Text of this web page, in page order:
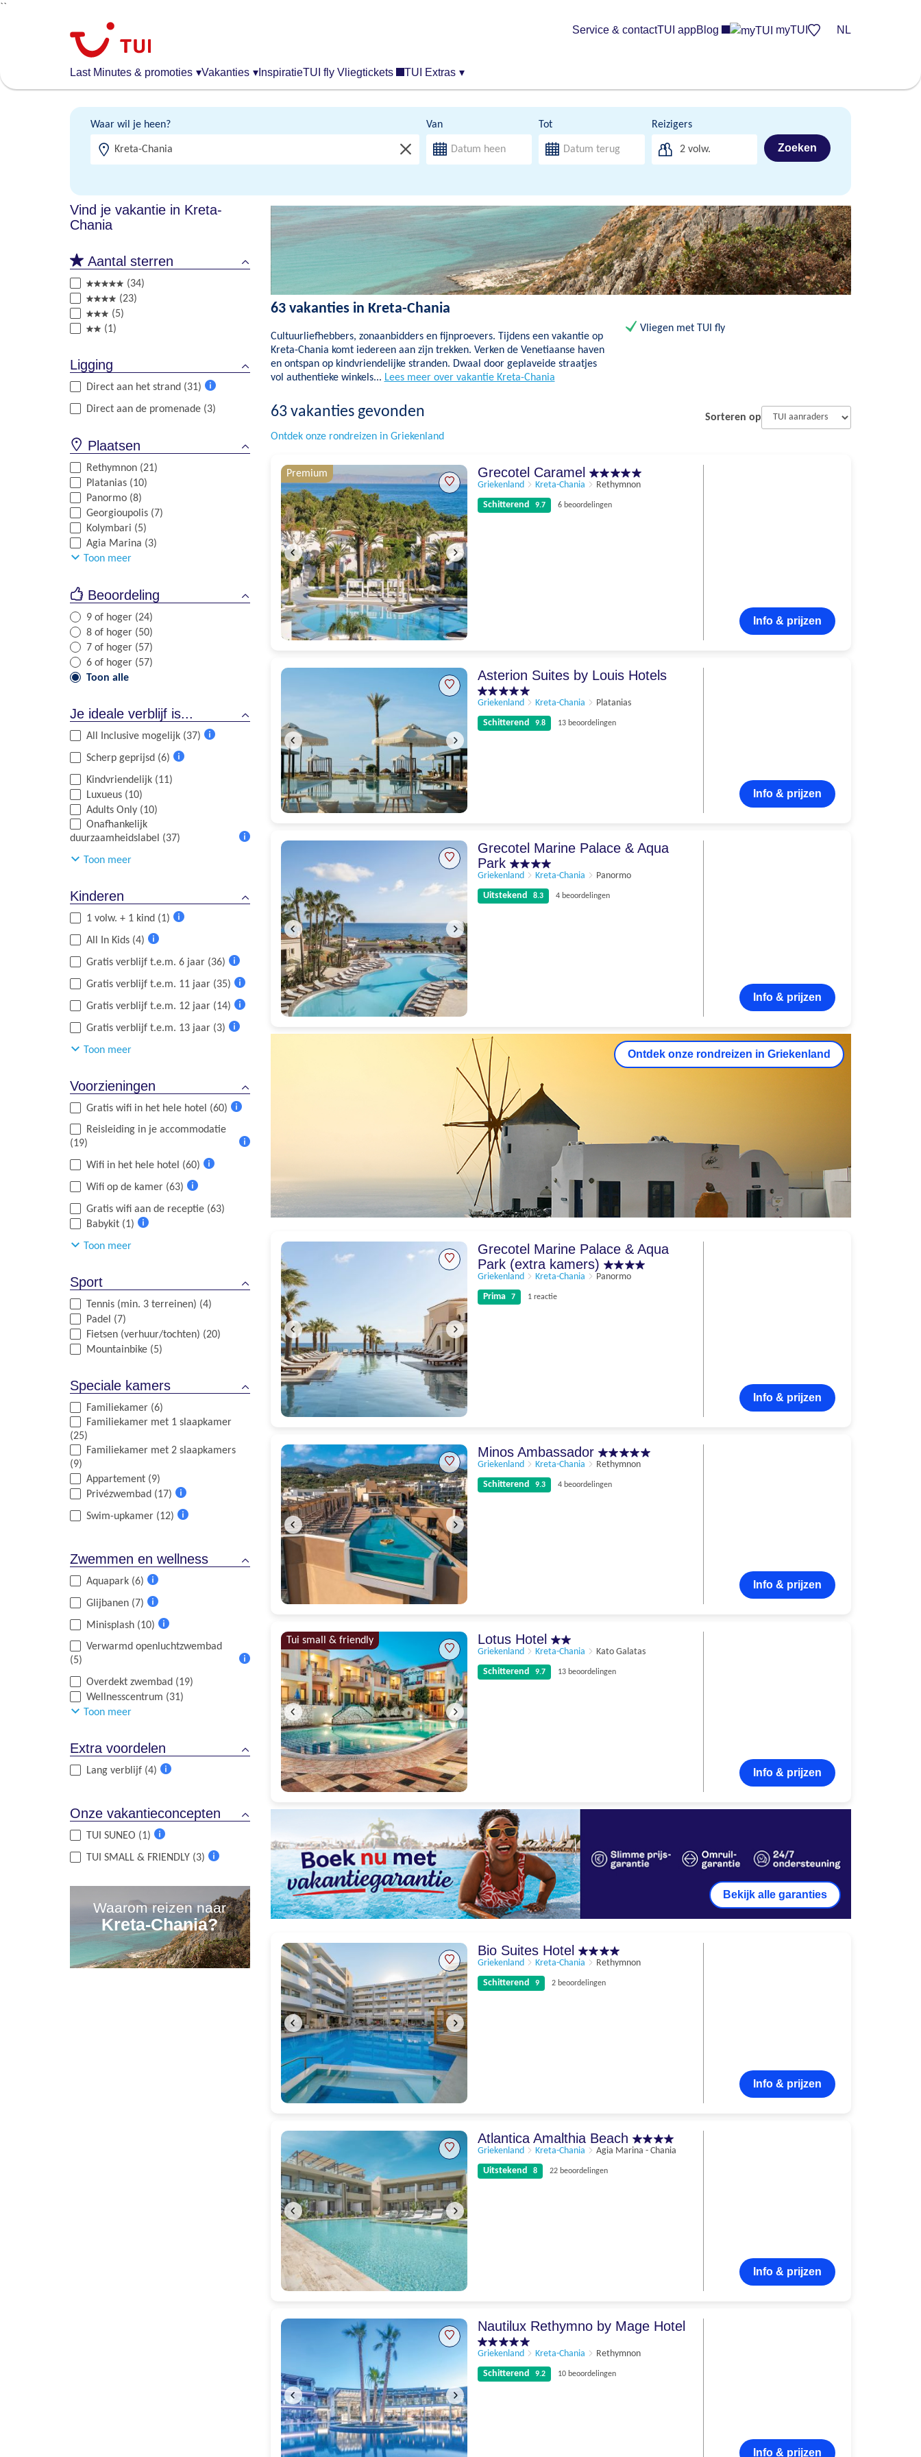
``
algemene
Last Minutes & promoties ▾Vakanties ▾ InspiratieTUI fly Vliegtickets TUI Extras ▾
Service & contactTUI appBlog myTUI NL
Waar wil je heen? Van Tot Reizigers
2 volw. Zoeken
Vind je vakantie in Kreta-
Chania
Aantal sterren
(34)
(23)
(5)
(1)
Ligging
Direct aan het strand (31)
informatie
Direct aan de promenade (3)
Plaatsen
Rethymnon (21)
Platanias (10)
Panormo (8)
Georgioupolis (7)
Kolymbari (5)
Agia Marina (3)
Toon meer
Beoordeling
9 of hoger (24)
8 of hoger (50)
7 of hoger (57)
6 of hoger (57)
Toon alle
Je ideale verblijf is...
All Inclusive mogelijk (37)
Scherp geprijsd (6)
informatie
Kindvriendelijk (11)
Luxueus (10)
Adults Only (10)
Onafhankelijk
duurzaamheidslabel (37)
Toon meer
Kinderen
1 volw. + 1 kind (1)
All In Kids (4)
informatie
Gratis verblijf t.e.m. 6 jaar (36)
informatie
Gratis verblijf t.e.m. 11 jaar (35)
informatie
Gratis verblijf t.e.m. 12 jaar (14)
informatie
Gratis verblijf t.e.m. 13 jaar (3)
Toon meer
Voorzieningen
Gratis wifi in het hele hotel (60)
informatie
Reisleiding in je accommodatie
(19)
Wifi in het hele hotel (60)
Wifi op de kamer (63)
informatie
Gratis wifi aan de receptie (63)
Babykit (1)
Toon meer
Sport
Tennis (min. 3 terreinen) (4)
Padel (7)
Fietsen (verhuur/tochten) (20)
Mountainbike (5)
Speciale kamers
Familiekamer (6)
Familiekamer met 1 slaapkamer
(25)
Familiekamer met 2 slaapkamers
(9)
Appartement (9)
Privézwembad (17)
informatie
Swim-upkamer (12)
Zwemmen en wellness
Aquapark (6)
informatie
Glijbanen (7)
informatie
Minisplash (10)
informatie
Verwarmd openluchtzwembad
(5)
informatie
Overdekt zwembad (19)
Wellnesscentrum (31)
Toon meer
Extra voordelen
Lang verblijf (4)
Onze vakantieconcepten
TUI SUNEO (1)
informatie
TUI SMALL & FRIENDLY (3)
Waarom reizen naar
Kreta-Chania?
63 vakanties in Kreta-Chania
Cultuurliefhebbers, zonaanbidders en fijnproevers. Tijdens een vakantie op
Kreta-Chania komt iedereen aan zijn trekken. Verken de Venetiaanse haven
en ontspan op kindvriendelijke stranden. Dwaal door geplaveide straatjes
vol authentieke winkels... Lees meer over vakantie Kreta-Chania
Vliegen met TUI fly
63vakanties gevonden
Sorteren op
Ontdek onze rondreizen in Griekenland
Premium
6 beoordelingen
Grecotel Caramel
Griekenland Kreta-Chania
Rethymnon
Schitterend
9.7 6 beoordelingen
Info & prijzen
13 beoordelingen
Asterion Suites by Louis Hotels
Griekenland Kreta-Chania
Platanias
Schitterend
9.8 13 beoordelingen
Info & prijzen
8.3
Grecotel Marine Palace & Aqua
Park
Griekenland Kreta-Chania
Panormo
Uitstekend
8.3 4 beoordelingen
Info & prijzen
Ontdek onze rondreizen in Griekenland
Grecotel Marine Palace & Aqua
Park (extra kamers)
Griekenland Kreta-Chania
Panormo
Prima
7 1 reactie
Info & prijzen
4 beoordelingen
Minos Ambassador
Griekenland Kreta-Chania
Rethymnon
Schitterend
9.3 4 beoordelingen
Info & prijzen
Tui small & friendly
13 beoordelingen
9.7
Lotus Hotel
Griekenland Kreta-Chania
Kato Galatas
Schitterend
9.7 13 beoordelingen
Info & prijzen
Bekijk alle garanties
Bio Suites Hotel
Griekenland Kreta-Chania
Rethymnon
Schitterend
9 2 beoordelingen
Info & prijzen
Atlantica Amalthia Beach
Griekenland Kreta-Chania
Agia Marina - Chania
Uitstekend
8 22 beoordelingen
Info & prijzen
Nautilux Rethymno by Mage Hotel
Griekenland Kreta-Chania
Rethymnon
Schitterend
9.2 10 beoordelingen
Info & prijzen